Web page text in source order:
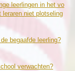
leerlingen in het vo
leraren niet plotseling
begaafde leerling?
verwachten?